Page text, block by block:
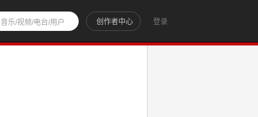
登录
创作者中心
音乐/视频/电台/用户